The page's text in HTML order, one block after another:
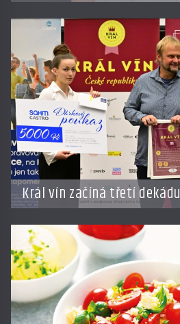
Král vín začíná třetí dekádu